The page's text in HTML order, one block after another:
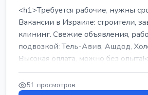
<h1>Требуется рабочие, нужны
Вакансии в Израиле: строители,
клининг. Свежие объявления,
подвозкой: Тель-Авив, Ашдод,
Высокая оплата, можно без
...
51 просмотров